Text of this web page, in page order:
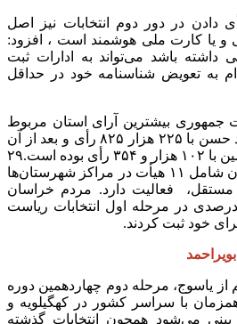
دادن در دور دوم انتخابات نیز اصل
و یا کارت ملی هوشمند است ، افزود:
داشته باشد می‌تواند به ادارات ثبت
به تعویض شناسنامه خود در حداقل
جمهوری بیشترین آرای استان مربوط
به سعید جلیلی فرزند محمد حسن با ۲۲۵ هزار ۸۲۵ رأی و بعد از آن
مسعود پزشکیان فرزند حسین با ۱۰۲ هزار و ۳۵۴ رأی بوده است.۲۹
هیأت اجرایی در سطح استان شامل ۱۱ هیأت در مراکز شهرستان‌ها
مستقل، فعالیت دارد. مردم خراسان
جنوبی با مشارکت ۶۴.۱۵ درصدی در مرحله اول انتخابات ریاست
خود ثبت کردند.
یاسوج، مرحله دوم چهاردهمین دوره
با سراسر کشور در کهگیلویه و
می‌شود همچون انتخابات گذشته